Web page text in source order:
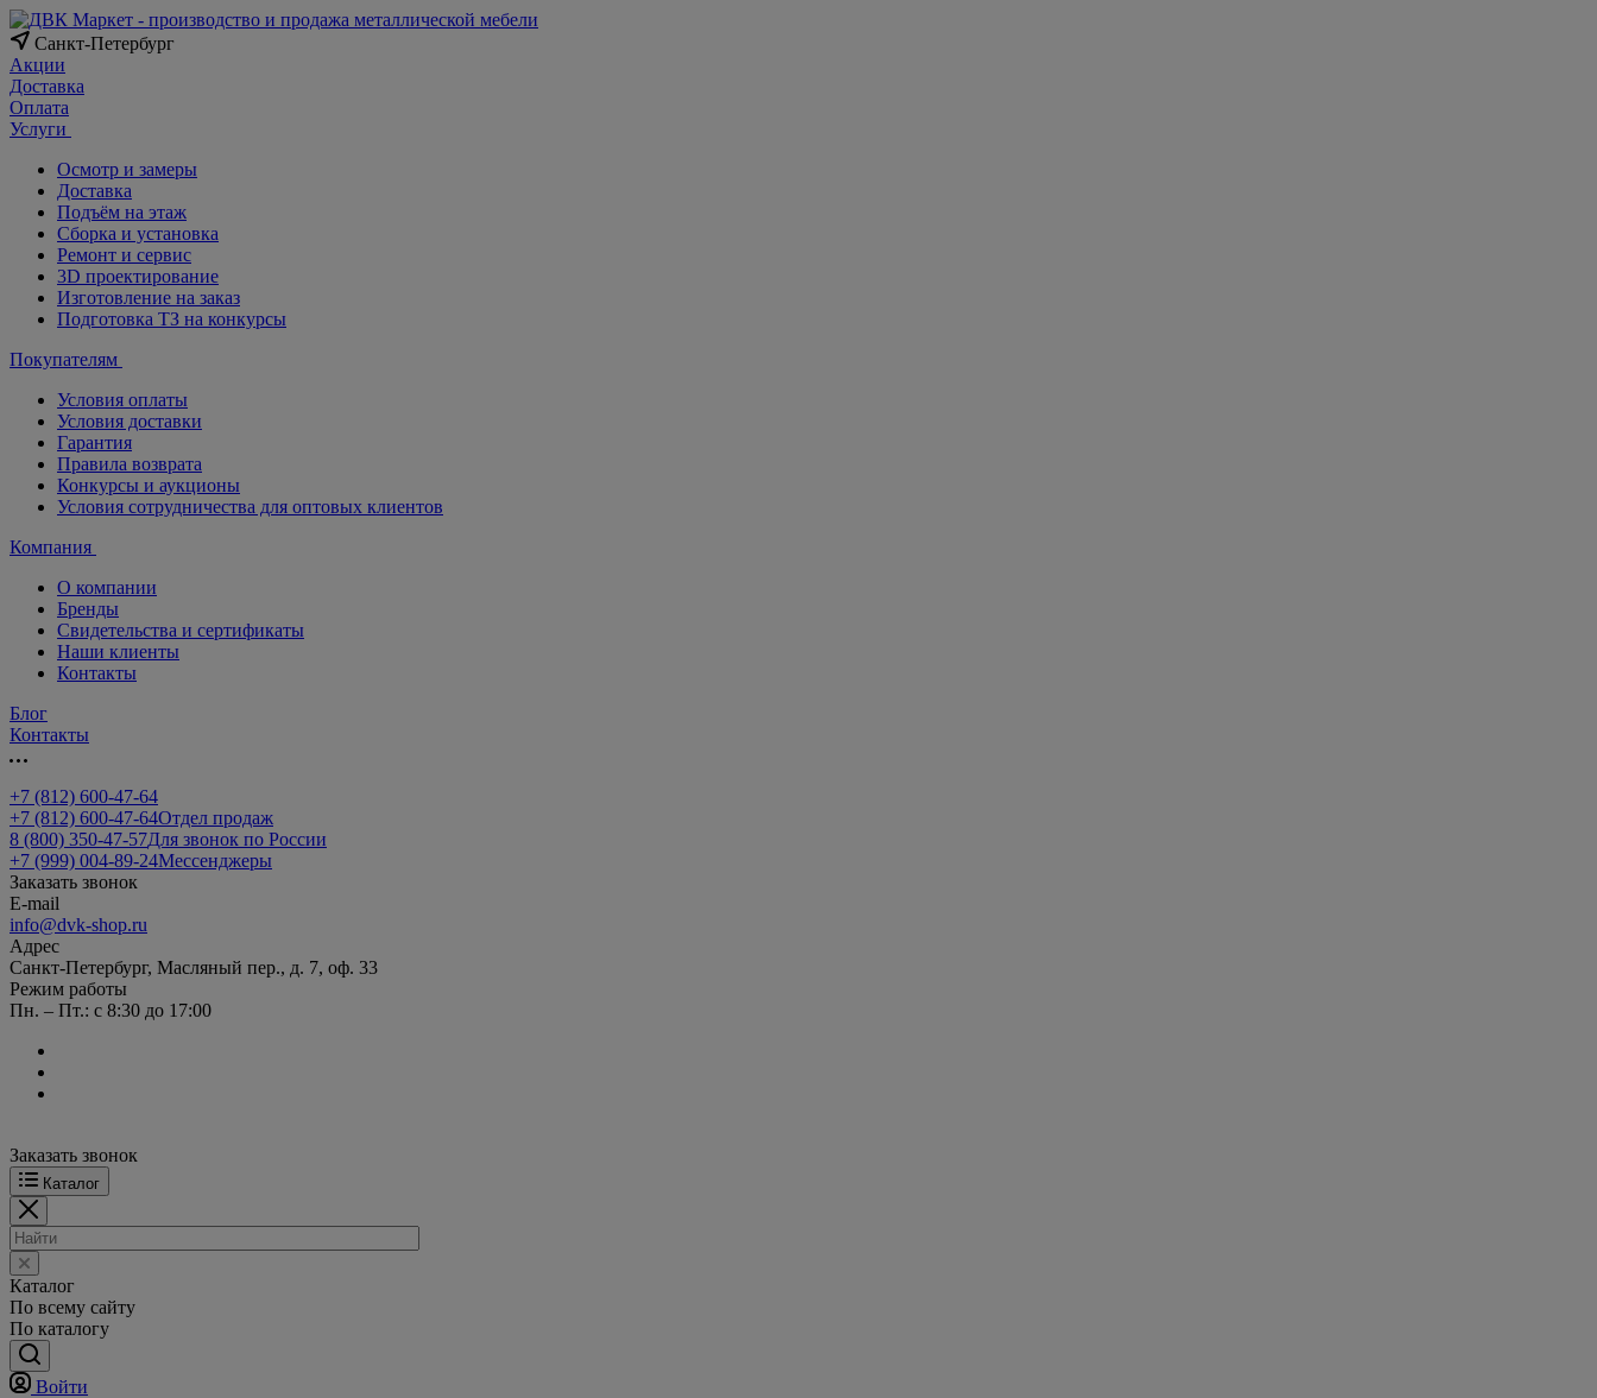
Санкт-Петербург
Акции
Доставка
Оплата
Услуги
Осмотр и замеры
Доставка
Подъём на этаж
Сборка и установка
Ремонт и сервис
3D проектирование
Изготовление на заказ
Подготовка ТЗ на конкурсы
Покупателям
Условия оплаты
Условия доставки
Гарантия
Правила возврата
Конкурсы и аукционы
Условия сотрудничества для оптовых клиентов
Компания
О компании
Бренды
Свидетельства и сертификаты
Наши клиенты
Контакты
Блог
Контакты
+7 (812) 600-47-64
+7 (812) 600-47-64Отдел продаж
8 (800) 350-47-57Для звонок по России
+7 (999) 004-89-24Мессенджеры
Заказать звонок
E-mail
info@dvk-shop.ru
Адрес
Санкт-Петербург, Масляный пер., д. 7, оф. 33
Режим работы
Пн. – Пт.: с 8:30 до 17:00
Заказать звонок
Каталог
Каталог
По всему сайту
По каталогу
Войти